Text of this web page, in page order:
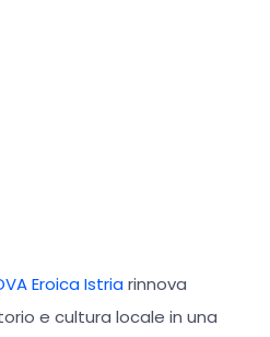
Eroica Istriarinnova
e cultura locale in una